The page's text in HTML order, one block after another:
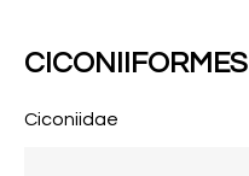
CICONIIFORMES
Ciconiidae